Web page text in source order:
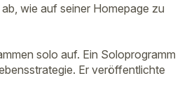
wie auf seiner Homepage zu
solo auf. Ein Soloprogramm
Er veröffentlichte